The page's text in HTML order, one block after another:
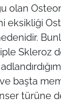
olan
eksikliği
Skleroz
başta
türüne de